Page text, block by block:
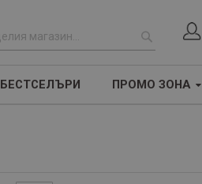
ТЪРСЕНЕ
БЕСТСЕЛЪРИ ПРОМО ЗОНА